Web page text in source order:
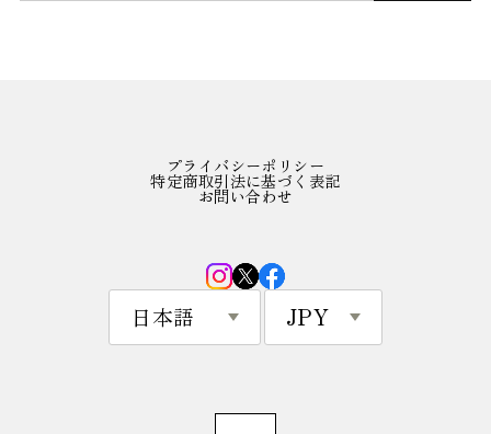
プライバシーポリシー
特定商取引法に基づく表記
お問い合わせ